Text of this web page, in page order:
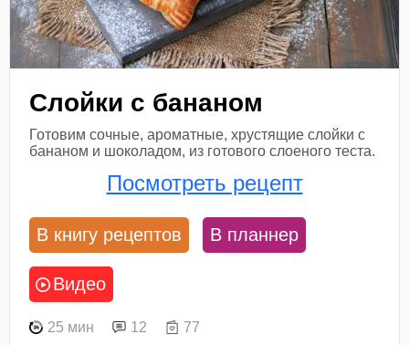
Слойки с бананом
Готовим сочные, ароматные, хрустящие слойки с
бананом и шоколадом, из готового слоеного теста.
Посмотреть рецепт
В книгу рецептов В планнер
Видео
25 мин 12 77